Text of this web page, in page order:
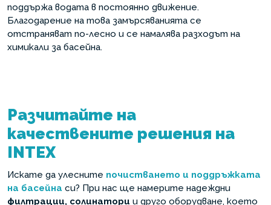
поддържа водата в постоянно движение.
Благодарение на това замърсяванията се
отстраняват по-лесно и се намалява разходът на
химикали за басейна.
Разчитайте на
качествените решения на
INTEX
Искате да улесните почистването и поддръжката
на басейна си? При нас ще намерите надеждни
филтрации, солинатори и друго оборудване, което